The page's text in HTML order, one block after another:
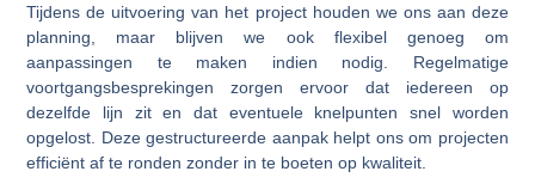
Tijdens de uitvoering van het project houden we ons aan deze
planning, maar blijven we ook flexibel genoeg om
aanpassingen te maken indien nodig. Regelmatige
voortgangsbesprekingen zorgen ervoor dat iedereen op
dezelfde lijn zit en dat eventuele knelpunten snel worden
opgelost. Deze gestructureerde aanpak helpt ons om projecten
efficiënt af te ronden zonder in te boeten op kwaliteit.